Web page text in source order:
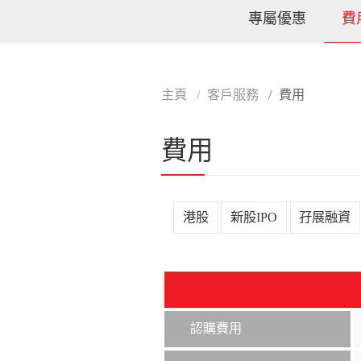
專屬優惠 費
主頁 客戶服務 費用
費用
港股 新股IPO 孖展融資
認購費用